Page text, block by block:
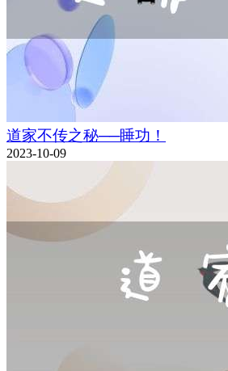
道家不传之秘──睡功！
2023-10-09